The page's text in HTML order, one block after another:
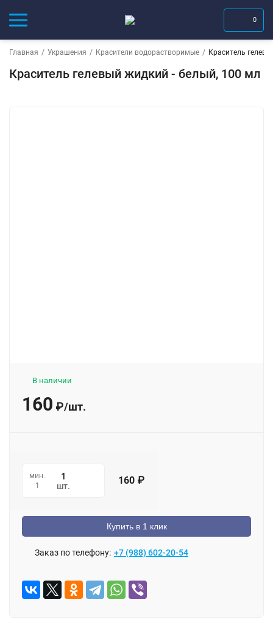
0
Главная / Украшения / Красители водорастворимые / Краситель
Краситель гелевый жидкий - белый, 100 мл
В наличии
160 ₽/шт.
мин.
1
шт. 160 ₽
Купить в 1 клик
Заказ по телефону: +7 (988) 602-20-54